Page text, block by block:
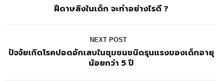
ฝีดาษลิงในเด็ก จะทำอย่างไรดี ?
NEXT POST
ปัจจัยเกิดโรคปอดอักเสบในชุมชนชนิดรุนแรงของเด็กอายุ
น้อยกว่า 5 ปี